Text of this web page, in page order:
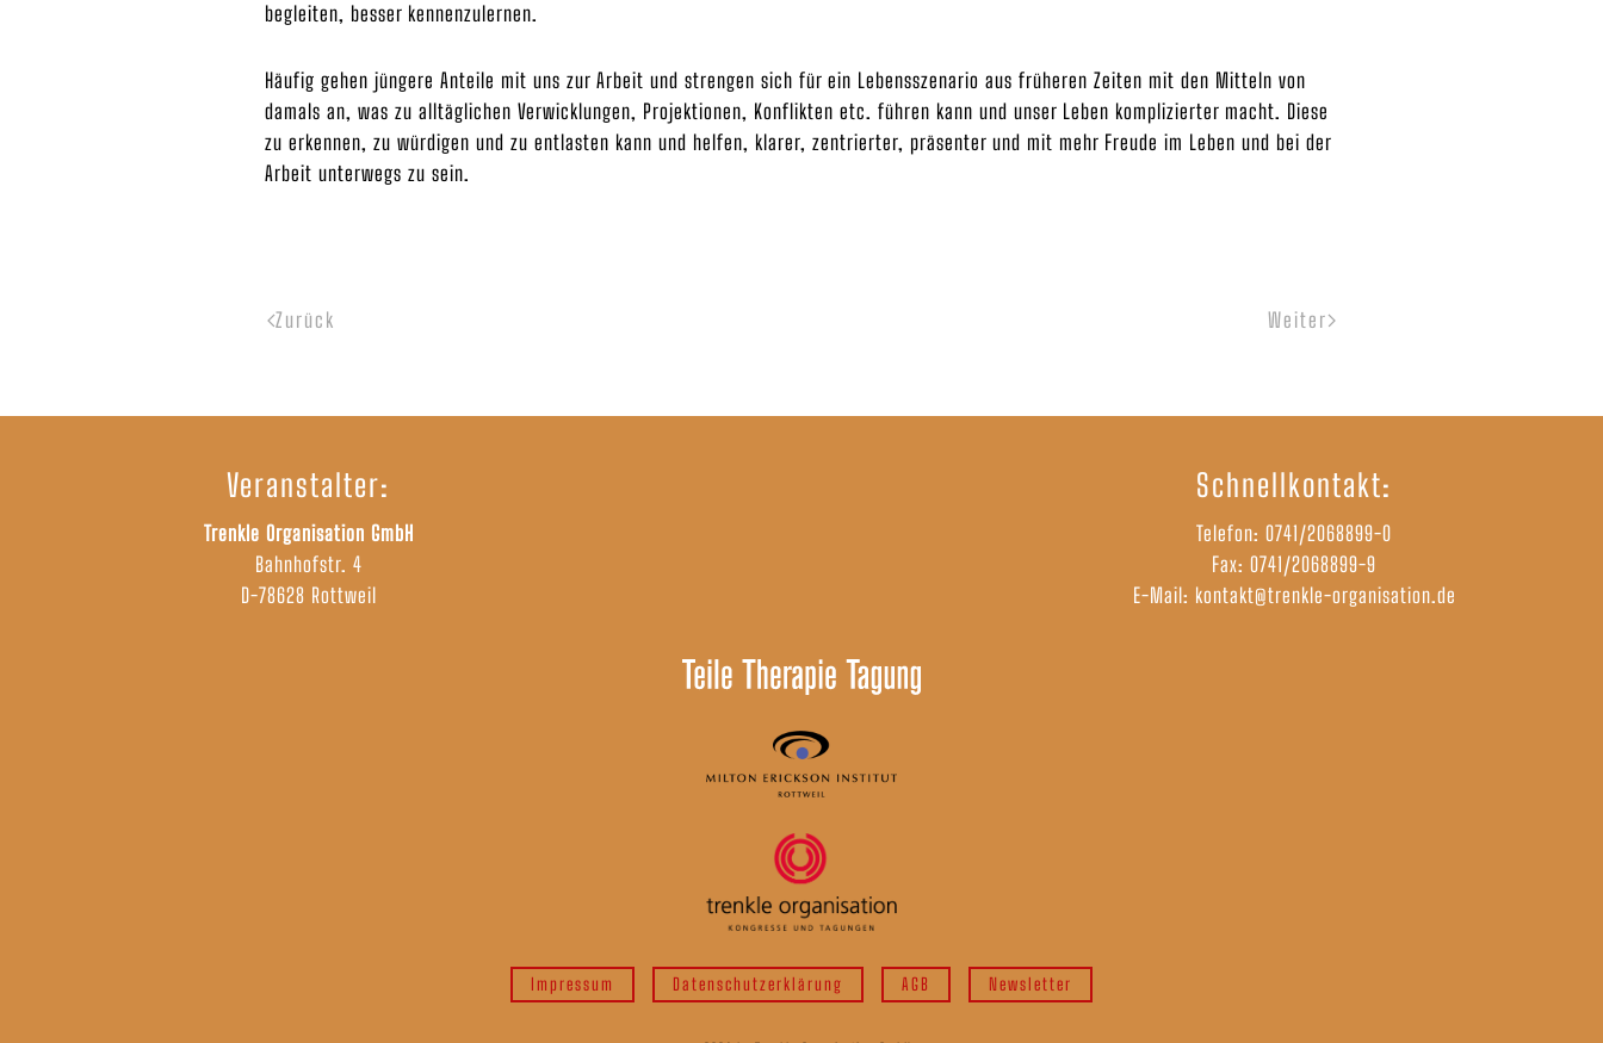
begleiten, besser kennenzulernen.
Häufig gehen jüngere Anteile mit uns zur Arbeit und strengen sich für ein Lebensszenario aus früheren Zeiten mit den Mitteln von
damals an, was zu alltäglichen Verwicklungen, Projektionen, Konflikten etc. führen kann und unser Leben komplizierter macht. Diese
zu erkennen, zu würdigen und zu entlasten kann und helfen, klarer, zentrierter, präsenter und mit mehr Freude im Leben und bei der
Arbeit unterwegs zu sein.
Zurück Weiter
Veranstalter:
Trenkle Organisation GmbH
Bahnhofstr. 4
D-78628 Rottweil
Schnellkontakt:
Telefon:0741/2068899-0
Fax: 0741/2068899-9
E-Mail: kontakt@trenkle-organisation.de
Impressum Datenschutzerklärung AGB Newsletter